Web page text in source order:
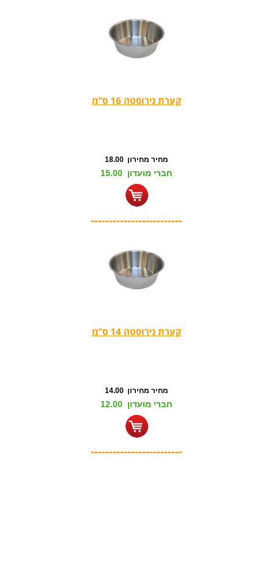
קערת נירוסטה 16 ס"מ
מחיר מחירון 18.00
חברי מועדון 15.00
-------------------------
קערת נירוסטה 14 ס"מ
מחיר מחירון 14.00
חברי מועדון 12.00
-------------------------